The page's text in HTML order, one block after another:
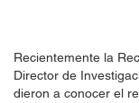
Recientemente la
Director de
dieron a conocer el